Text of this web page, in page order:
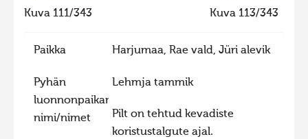
Hiite kuvavõistlus 2015
Hiite kuvavõistlus 2014
Hiite kuvavõistlus 2013
Hiite kuvavõistlus 2012
Kuva 111/343
Kuva 113/343
Paikka Harjumaa, Rae vald, Jüri alevik
Pyhän
luonnonpaikan
nimi/nimet
Lehmja tammik
Pilt on tehtud kevadiste
koristustalgute ajal.